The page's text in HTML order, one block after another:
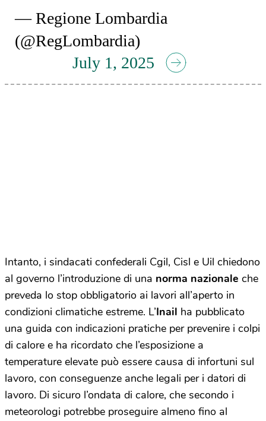
— Regione Lombardia
(@RegLombardia)
July 1, 2025
Intanto, i sindacati confederali Cgil, Cisl e Uil chiedono
al governo l’introduzione di una norma nazionale che
preveda lo stop obbligatorio ai lavori all’aperto in
condizioni climatiche estreme. L’Inail ha pubblicato
una guida con indicazioni pratiche per prevenire i colpi
di calore e ha ricordato che l’esposizione a
temperature elevate può essere causa di infortuni sul
lavoro, con conseguenze anche legali per i datori di
lavoro. Di sicuro l’ondata di calore, che secondo i
meteorologi potrebbe proseguire almeno fino al